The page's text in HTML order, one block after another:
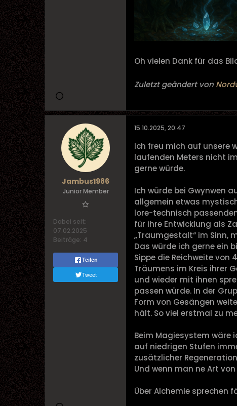
Oh vielen Dank für das
Zuletzt geändert von
Jambus1986
Junior Member
Dabei seit:
07.02.2025
Beiträge: 4
Teilen
Tweet
15.10.2025, 20:47
Ich freu mich auf unsere
laufenden Meters nicht
gerne würde.
Ich würde bei Gwynwen
allgemein etwas
lore-technisch
für ihre Entwicklung als
„Traumgestalt“ im Sinn,
Das würde ich gerne ein
Sippe die Reichweite von
Träumens im Kreis ihrer
und wieder mit ihnen
passen würde. In der
Form von Gesängen
hält. So viel erstmal zu
Beim Magiesystem wäre
auf niedrigen Stufen
zusätzlicher
Und wenn man ne Art
Über Alchemie sprechen